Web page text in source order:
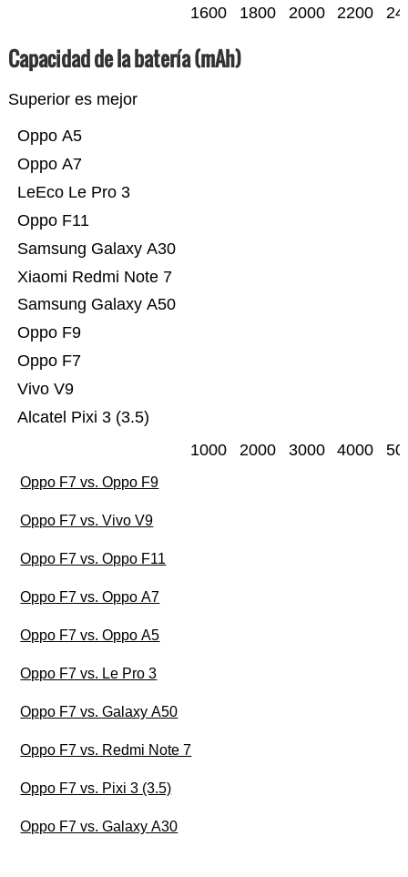
1600 1800 2000 2200
Capacidad de la batería (mAh)
Superior es mejor
Alcatel Pixi 3 (3.5)
Vivo V9
Oppo F7
Oppo F9
Samsung Galaxy A50
Xiaomi Redmi Note 7
Samsung Galaxy A30
Oppo F11
LeEco Le Pro 3
Oppo A7
Oppo A5
1000 2000 3000 4000
Oppo F7 vs. Oppo F9
Oppo F7 vs. Vivo V9
Oppo F7 vs. Oppo F11
Oppo F7 vs. Oppo A7
Oppo F7 vs. Oppo A5
Oppo F7 vs. Le Pro 3
Oppo F7 vs. Galaxy A50
Oppo F7 vs. Redmi Note 7
Oppo F7 vs. Pixi 3 (3.5)
Oppo F7 vs. Galaxy A30